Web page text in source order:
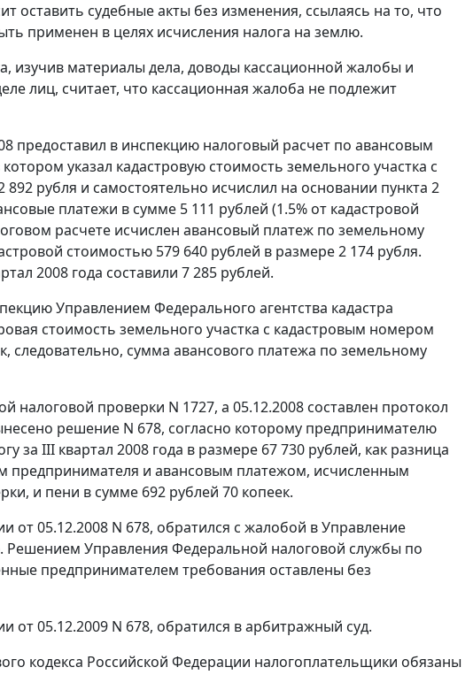
оставить судебные акты без изменения, ссылаясь на то, что
применен в целях исчисления налога на землю.
изучив материалы дела, доводы кассационной жалобы и
лиц, считает, что кассационная жалоба не подлежит
предоставил в инспекцию налоговый расчет по авансовым
указал кадастровую стоимость земельного участка с
рубля и самостоятельно исчислил на основании пункта 2
платежи в сумме 5 111 рублей (1.5% от кадастровой
расчете исчислен авансовый платеж по земельному
стоимостью 579 640 рублей в размере 2 174 рубля.
2008 года составили 7 285 рублей.
Управлением Федерального агентства кадастра
стоимость земельного участка с кадастровым номером
следовательно, сумма авансового платежа по земельному
налоговой проверки N 1727, а 05.12.2008 составлен протокол
решение N 678, согласно которому предпринимателю
за III квартал 2008 года в размере 67 730 рублей, как разница
и авансовым платежом, исчисленным
и пени в сумме 692 рублей 70 копеек.
05.12.2008 N 678, обратился с жалобой в Управление
Управления Федеральной налоговой службы по
предпринимателем требования оставлены без
05.12.2009 N 678, обратился в арбитражный суд.
кодекса Российской Федерации налогоплательщики обязаны